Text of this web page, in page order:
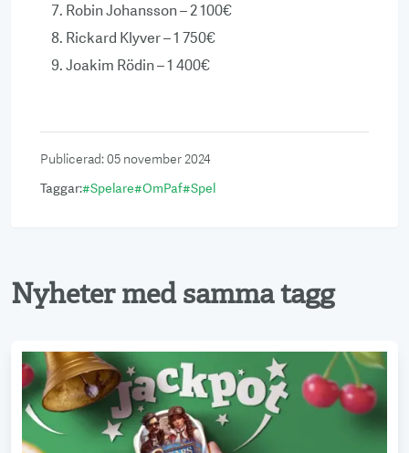
Robin Johansson – 2 100€
Rickard Klyver – 1 750€
Joakim Rödin – 1 400€
Publicerad:05 november 2024
Taggar:#Spelare#OmPaf#Spel
Nyheter med samma tagg